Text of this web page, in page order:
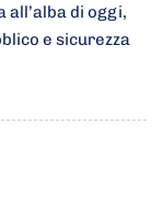
all’alba di oggi,
e sicurezza